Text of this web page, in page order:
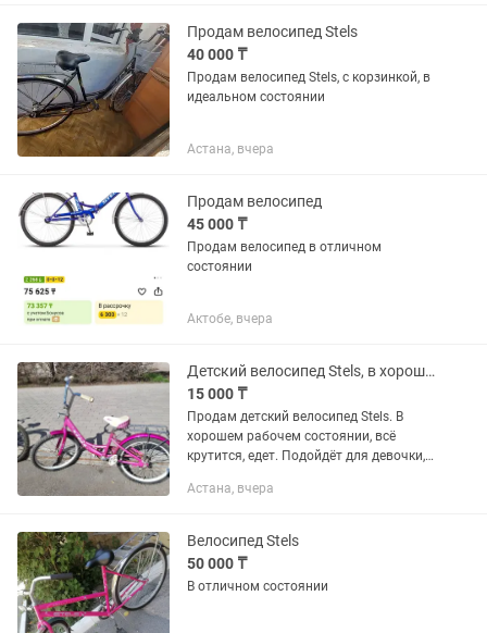
Продам велосипед Stels
40 000 ₸
Продам велосипед Stels, с корзинкой, в
идеальном состоянии
Астана, вчера
Продам велосипед
45 000 ₸
Продам велосипед в отличном
состоянии
Актобе, вчера
Детский велосипед Stels, в хорошем состоянии
15 000 ₸
Продам детский велосипед Stels. В
хорошем рабочем состоянии, всё
крутится, едет. Подойдёт для девочки,
аккуратно.
Астана, вчера
Велосипед Stels
50 000 ₸
В отличном состоянии